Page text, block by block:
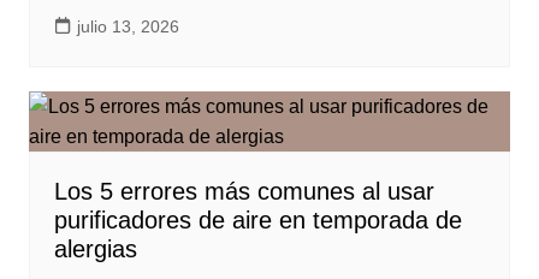
julio 13, 2026
Los 5 errores más comunes al usar
purificadores de aire en temporada de
alergias